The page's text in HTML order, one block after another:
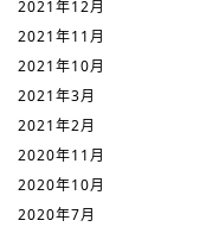
2021年12月
2021年11月
2021年10月
2021年3月
2021年2月
2020年11月
2020年10月
2020年7月